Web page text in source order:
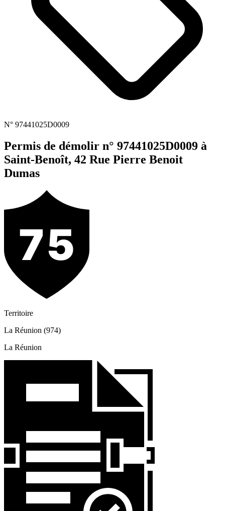
N° 97441025D0009
Permis de démolir n° 97441025D0009 à
Saint-Benoît, 42 Rue Pierre Benoit
Dumas
Territoire
La Réunion (974)
La Réunion